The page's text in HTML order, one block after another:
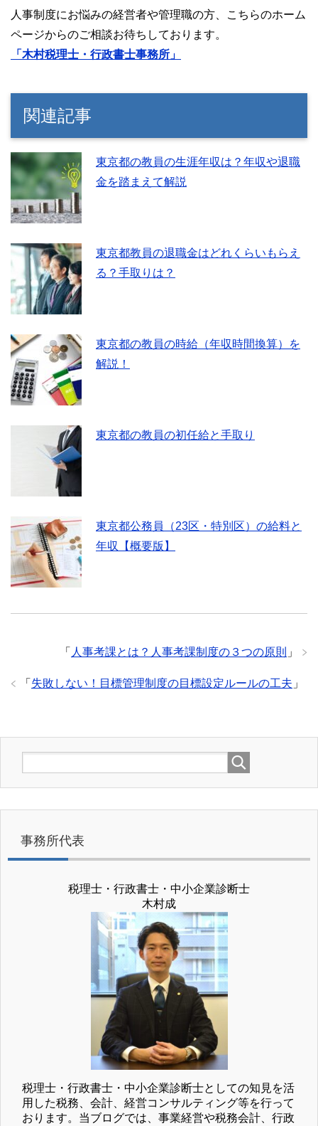
人事制度にお悩みの経営者や管理職の方、こちらのホーム
ページからのご相談お待ちしております。
「木村税理士・行政書士事務所」
関連記事
東京都の教員の生涯年収は？年収や退職
金を踏まえて解説
東京都教員の退職金はどれくらいもらえ
る？手取りは？
東京都の教員の時給（年収時間換算）を
解説！
東京都の教員の初任給と手取り
東京都公務員（23区・特別区）の給料と
年収【概要版】
「 人事考課とは？人事考課制度の３つの原則 」
「 失敗しない！目標管理制度の目標設定ルールの工夫 」
事務所代表
税理士・行政書士・中小企業診断士
木村成
税理士・行政書士・中小企業診断士としての知見を活
用した税務、会計、経営コンサルティング等を行って
おります。当ブログでは、事業経営や税務会計、行政